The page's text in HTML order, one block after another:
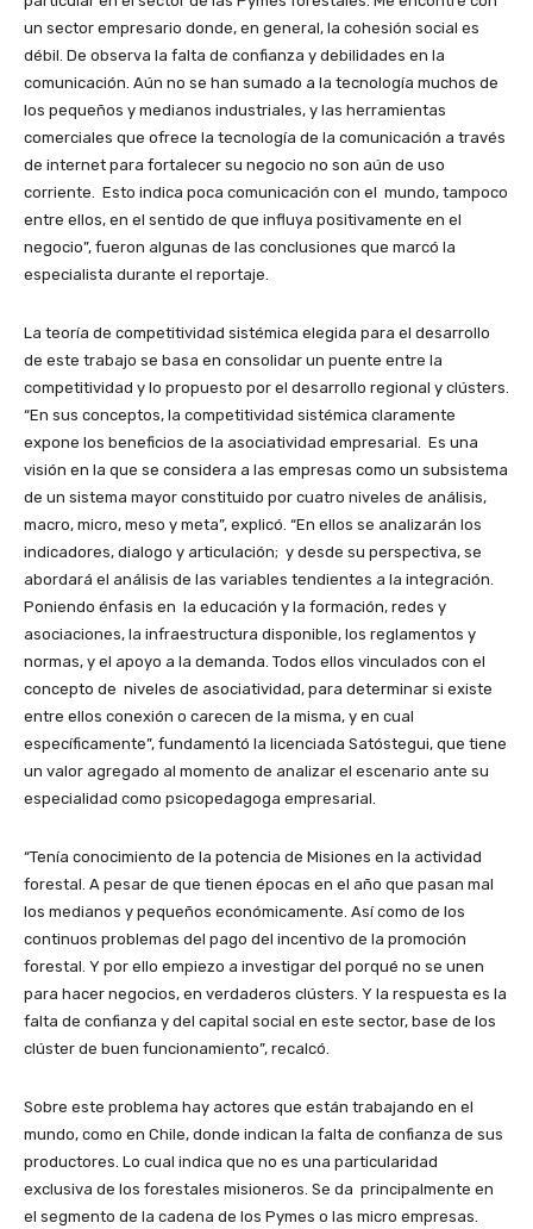
un sector empresario donde, en general, la cohesión social es
débil. De observa la falta de confianza y debilidades en la
comunicación. Aún no se han sumado a la tecnología muchos de
los pequeños y medianos industriales, y las herramientas
comerciales que ofrece la tecnología de la comunicación a través
de internet para fortalecer su negocio no son aún de uso
corriente. Esto indica poca comunicación con el mundo, tampoco
entre ellos, en el sentido de que influya positivamente en el
negocio”, fueron algunas de las conclusiones que marcó la
especialista durante el reportaje.
La teoría de competitividad sistémica elegida para el desarrollo
de este trabajo se basa en consolidar un puente entre la
competitividad y lo propuesto por el desarrollo regional y clústers.
“En sus conceptos, la competitividad sistémica claramente
expone los beneficios de la asociatividad empresarial. Es una
visión en la que se considera a las empresas como un subsistema
de un sistema mayor constituido por cuatro niveles de análisis,
macro, micro, meso y meta”, explicó. “En ellos se analizarán los
indicadores, dialogo y articulación; y desde su perspectiva, se
abordará el análisis de las variables tendientes a la integración.
Poniendo énfasis en la educación y la formación, redes y
asociaciones, la infraestructura disponible, los reglamentos y
normas, y el apoyo a la demanda. Todos ellos vinculados con el
concepto de niveles de asociatividad, para determinar si existe
entre ellos conexión o carecen de la misma, y en cual
específicamente”, fundamentó la licenciada Satóstegui, que tiene
un valor agregado al momento de analizar el escenario ante su
especialidad como psicopedagoga empresarial.
“Tenía conocimiento de la potencia de Misiones en la actividad
forestal. A pesar de que tienen épocas en el año que pasan mal
los medianos y pequeños económicamente. Así como de los
continuos problemas del pago del incentivo de la promoción
forestal. Y por ello empiezo a investigar del porqué no se unen
para hacer negocios, en verdaderos clústers. Y la respuesta es la
falta de confianza y del capital social en este sector, base de los
clúster de buen funcionamiento”, recalcó.
Sobre este problema hay actores que están trabajando en el
mundo, como en Chile, donde indican la falta de confianza de sus
productores. Lo cual indica que no es una particularidad
exclusiva de los forestales misioneros. Se da principalmente en
el segmento de la cadena de los Pymes o las micro empresas.